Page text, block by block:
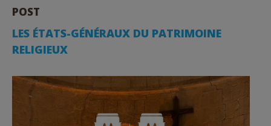
POST
LES ÉTATS-GÉNÉRAUX DU PATRIMOINE
RELIGIEUX